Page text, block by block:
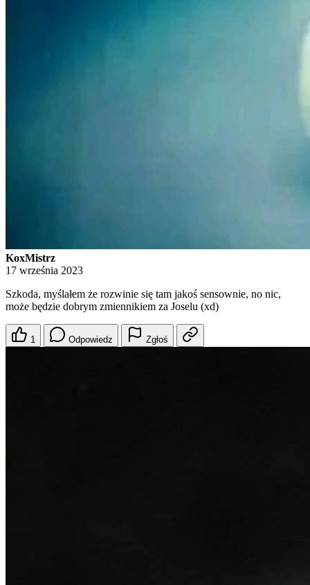
KoxMistrz
17 września 2023
Szkoda, myślałem że rozwinie się tam jakoś sensownie, no nic,
może będzie dobrym zmiennikiem za Joselu (xd)
1 Odpowiedz Zgłoś